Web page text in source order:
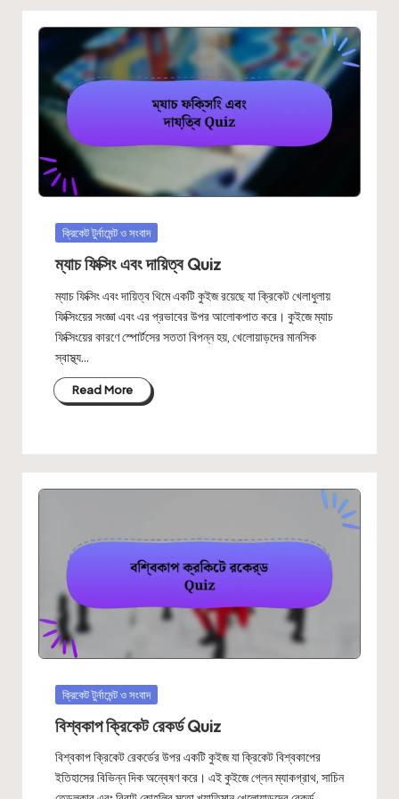
Posted
ক্রিকেট টুর্নামেন্ট ও সংবাদ
ম্যাচ ফিক্সিং এবং দায়িত্ব Quiz
ম্যাচ ফিক্সিং এবং দায়িত্ব থিমে একটি কুইজ রয়েছে যা ক্রিকেট খেলাধুলায়
ফিক্সিংয়ের সংজ্ঞা এবং এর প্রভাবের উপর আলোকপাত করে। কুইজে ম্যাচ
ফিক্সিংয়ের কারণে স্পোর্টসের সততা বিপন্ন হয়, খেলোয়াড়দের মানসিক
স্বাস্থ্য…
Read More
Posted
ক্রিকেট টুর্নামেন্ট ও সংবাদ
বিশ্বকাপ ক্রিকেট রেকর্ড Quiz
বিশ্বকাপ ক্রিকেট রেকর্ডের উপর একটি কুইজ যা ক্রিকেট বিশ্বকাপের
ইতিহাসের বিভিন্ন দিক অন্বেষণ করে। এই কুইজে গ্লেন ম্যাকগ্রাথ, সাচিন